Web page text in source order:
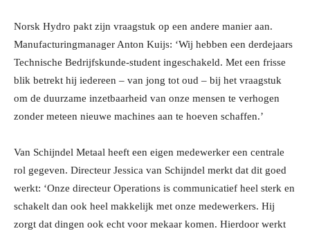
Norsk Hydro pakt zijn vraagstuk op een andere manier aan.
Manufacturingmanager Anton Kuijs: ‘Wij hebben een derdejaars
Technische Bedrijfskunde-student ingeschakeld. Met een frisse
blik betrekt hij iedereen – van jong tot oud – bij het vraagstuk
om de duurzame inzetbaarheid van onze mensen te verhogen
zonder meteen nieuwe machines aan te hoeven schaffen.’
Van Schijndel Metaal heeft een eigen medewerker een centrale
rol gegeven. Directeur Jessica van Schijndel merkt dat dit goed
werkt: ‘Onze directeur Operations is communicatief heel sterk en
schakelt dan ook heel makkelijk met onze medewerkers. Hij
zorgt dat dingen ook echt voor mekaar komen. Hierdoor werkt